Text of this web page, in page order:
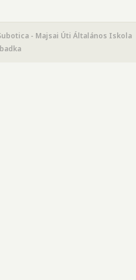
- Majsai Úti Általános Iskola